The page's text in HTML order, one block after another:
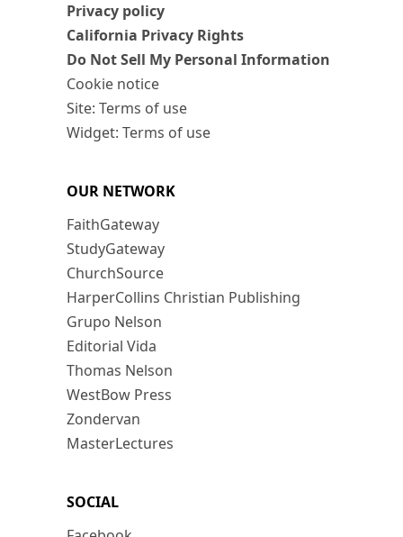
Privacy policy
California Privacy Rights
Do Not Sell My Personal Information
Cookie notice
Site: Terms of use
Widget: Terms of use
OUR NETWORK
FaithGateway
StudyGateway
ChurchSource
HarperCollins Christian Publishing
Grupo Nelson
Editorial Vida
Thomas Nelson
WestBow Press
Zondervan
MasterLectures
SOCIAL